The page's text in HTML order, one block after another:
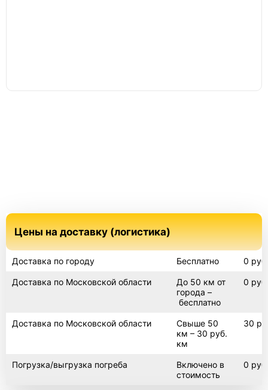
Цены на доставку (логистика)
Доставка по городу Бесплатно 0 руб.
Доставка по Московской области
До 50 км от
города –
бесплатно
0 руб.
Доставка по Московской области
Свыше 50
км – 30 руб.
км
30
Погрузка/выгрузка погреба
Включено в
стоимость
0 руб.